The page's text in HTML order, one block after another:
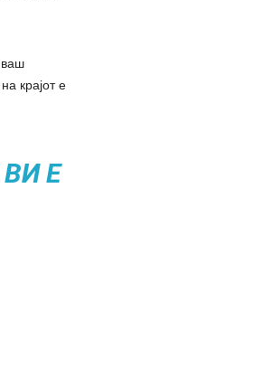
ваш
крајот е
Е